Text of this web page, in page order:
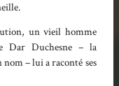
un vieil homme
Dar Duchesne – la
– lui a raconté ses